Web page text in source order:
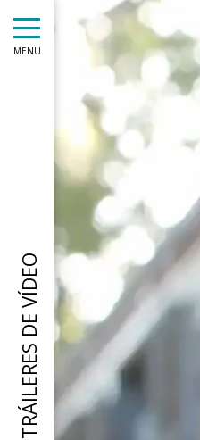
MENU
TRÁILERES DE VÍDEO